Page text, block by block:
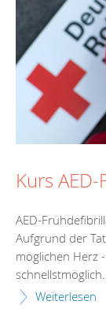
Kurs
AED-
Aufgrund der
möglichen Herz
Weiterlesen